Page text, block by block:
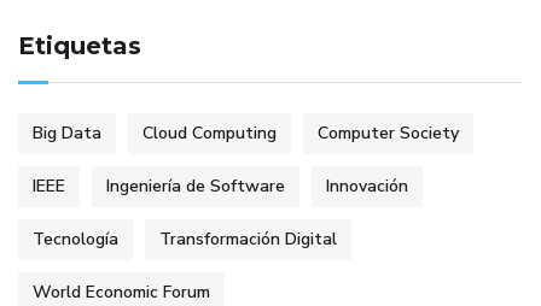
Etiquetas
Big Data Cloud Computing Computer Society
IEEE Ingeniería de Software Innovación
Tecnología Transformación Digital
World Economic Forum